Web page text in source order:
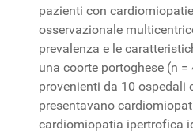
pazienti con
osservazionale
prevalenza e le
una coorte portoghese (n
provenienti da 10 ospedali
presentavano
cardiomiopatia ipertrofica